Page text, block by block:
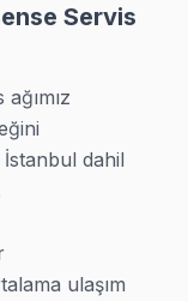
Servis
dahil
ulaşım